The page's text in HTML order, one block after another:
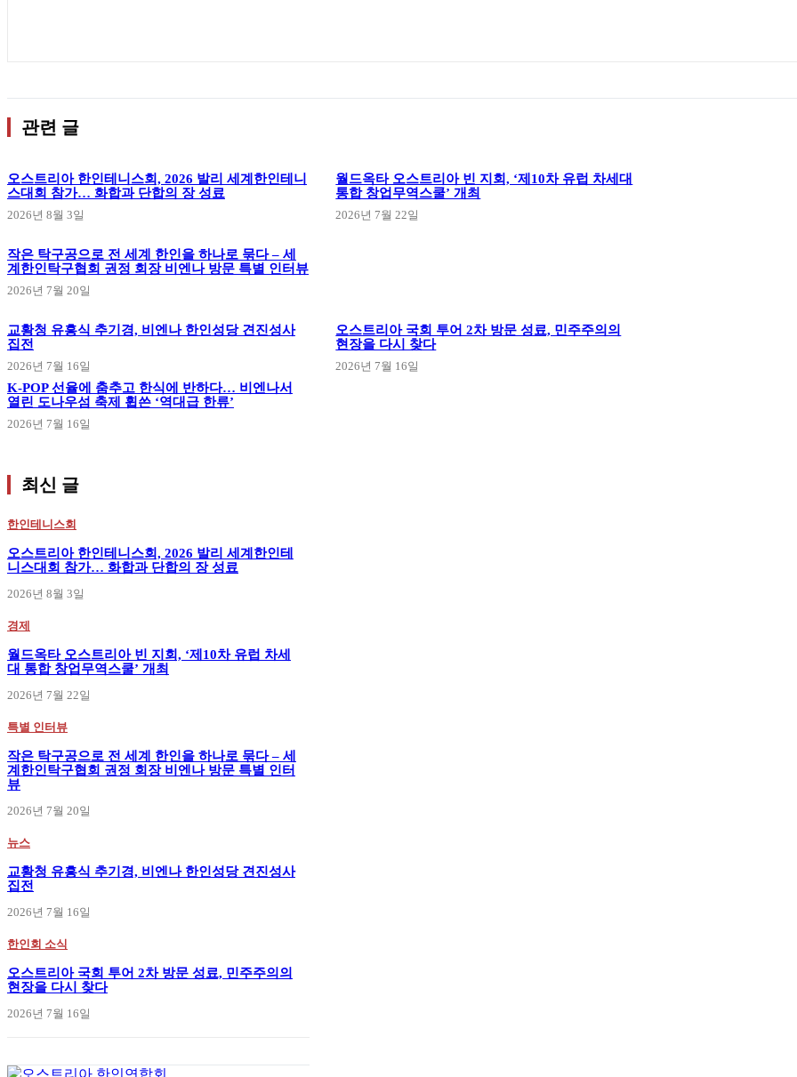
관련 글
오스트리아 한인테니스회, 2026 발리 세계한인테니
스대회 참가… 화합과 단합의 장 성료
2026년 8월 3일
월드옥타 오스트리아 빈 지회, ‘제10차 유럽 차세대
통합 창업무역스쿨’ 개최
2026년 7월 22일
작은 탁구공으로 전 세계 한인을 하나로 묶다 – 세
계한인탁구협회 권정 회장 비엔나 방문 특별 인터뷰
2026년 7월 20일
교황청 유흥식 추기경, 비엔나 한인성당 견진성사
집전
2026년 7월 16일
오스트리아 국회 투어 2차 방문 성료, 민주주의의
현장을 다시 찾다
2026년 7월 16일
K-POP 선율에 춤추고 한식에 반하다… 비엔나서
열린 도나우섬 축제 휩쓴 ‘역대급 한류’
2026년 7월 16일
최신 글
한인테니스회
오스트리아 한인테니스회, 2026 발리 세계한인테
니스대회 참가… 화합과 단합의 장 성료
2026년 8월 3일
경제
월드옥타 오스트리아 빈 지회, ‘제10차 유럽 차세
대 통합 창업무역스쿨’ 개최
2026년 7월 22일
특별 인터뷰
작은 탁구공으로 전 세계 한인을 하나로 묶다 – 세
계한인탁구협회 권정 회장 비엔나 방문 특별 인터
뷰
2026년 7월 20일
뉴스
교황청 유흥식 추기경, 비엔나 한인성당 견진성사
집전
2026년 7월 16일
한인회 소식
오스트리아 국회 투어 2차 방문 성료, 민주주의의
현장을 다시 찾다
2026년 7월 16일